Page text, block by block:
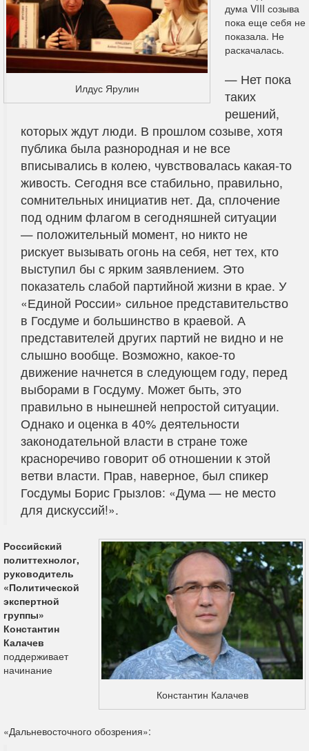
Илдус Ярулин
дума VIII созыва
пока еще себя не
показала. Не
раскачалась.
— Нет пока
таких
решений,
которых ждут люди. В прошлом созыве, хотя
публика была разнородная и не все
вписывались в колею, чувствовалась какая-то
живость. Сегодня все стабильно, правильно,
сомнительных инициатив нет. Да, сплочение
под одним флагом в сегодняшней ситуации
— положительный момент, но никто не
рискует вызывать огонь на себя, нет тех, кто
выступил бы с ярким заявлением. Это
показатель слабой партийной жизни в крае. У
«Единой России» сильное представительство
в Госдуме и большинство в краевой. А
представителей других партий не видно и не
слышно вообще. Возможно, какое-то
движение начнется в следующем году, перед
выборами в Госдуму. Может быть, это
правильно в нынешней непростой ситуации.
Однако и оценка в 40% деятельности
законодательной власти в стране тоже
красноречиво говорит об отношении к этой
ветви власти. Прав, наверное, был спикер
Госдумы Борис Грызлов: «Дума — не место
для дискуссий!».
Константин Калачев
Российский
политтехнолог,
руководитель
«Политической
экспертной
группы»
Константин
Калачев
поддерживает
начинание
«Дальневосточного обозрения»: